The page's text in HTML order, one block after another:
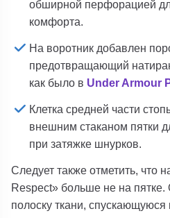
обширной перфорацией
комфорта.
На воротник добавлен
предотвращающий
как было в Under Armour
Клетка средней части
внешним стаканом пятки
при затяжке шнурков.
Следует также отметить, что
Respect» больше не на
полоску ткани, спускающуюся